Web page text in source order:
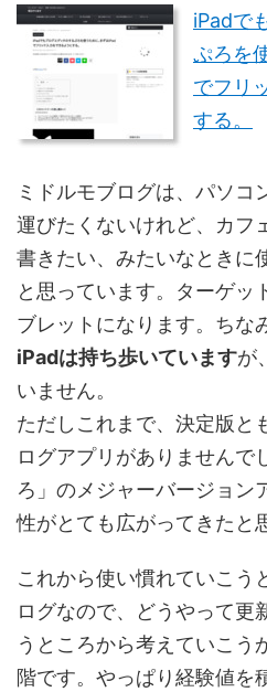
iPadで
ぷろを
でフリ
する。
ミドルモブログは、パソコ
運びたくないけれど、カフ
書きたい、みたいなときに
と思っています。ターゲッ
ブレットになります。ちな
iPadは持ち歩いていますが
いません。
ただしこれまで、決定版と
ログアプリがありませんで
ろ」のメジャーバージョン
性がとても広がってきたと
これから使い慣れていこう
ログなので、どうやって更
うところから考えていこう
階です。やっぱり経験値を